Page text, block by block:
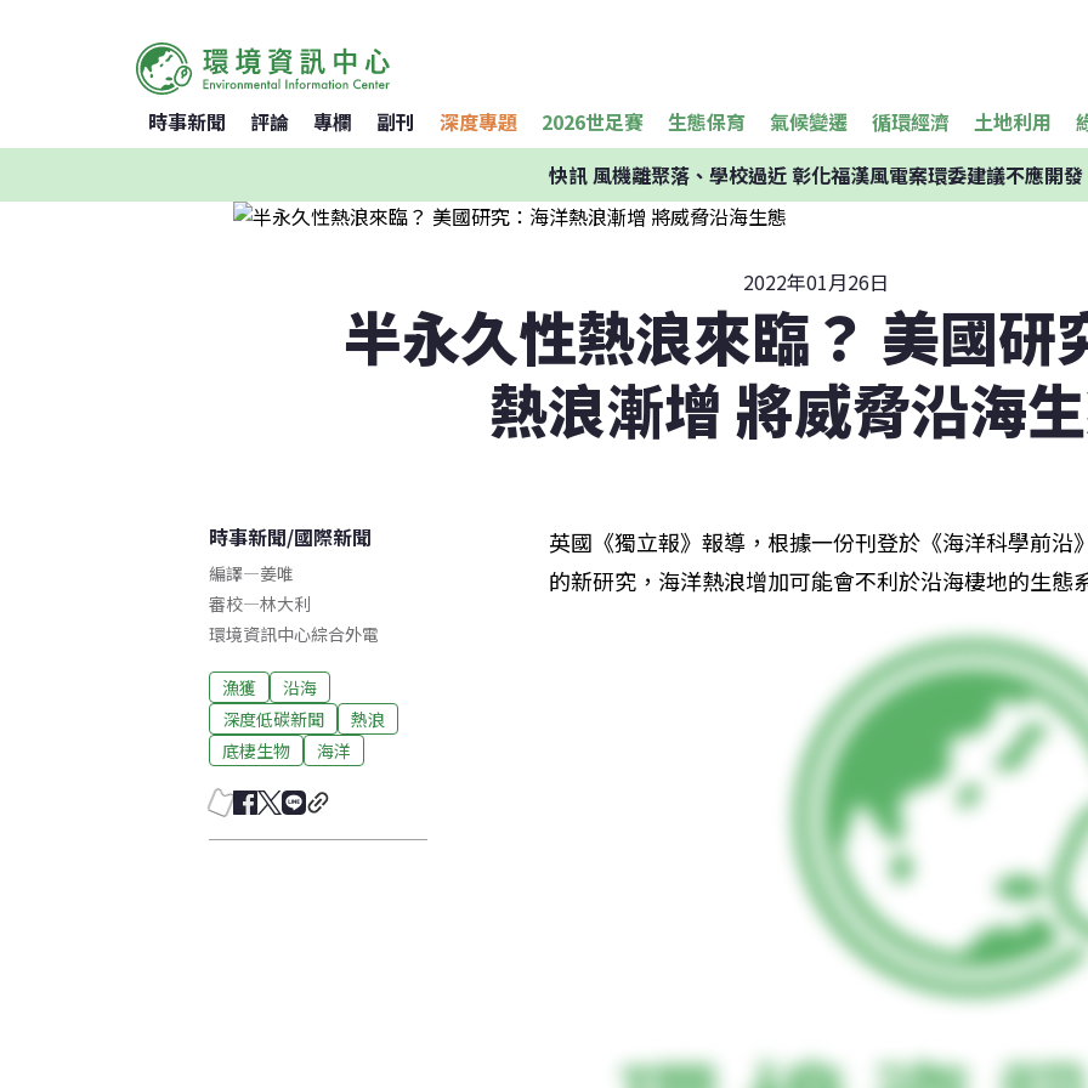
時事新聞 評論 專欄 副刊 深度專題 2026世足賽 生態保育 氣候變遷 循環經濟 土地利用
快訊風機離聚落、學校過近 彰化福漢風電案環委建議不應開發
2022年01月26日
半永久性熱浪來臨？ 美國研
熱浪漸增 將威脅沿海
時事新聞/國際新聞
編譯—姜唯
審校—林大利
環境資訊中心綜合外電
漁獲
沿海
深度低碳新聞
熱浪
底棲生物
海洋
英國《獨立報》報導，根據一份刊登於《海洋科學前沿
的新研究，海洋熱浪增加可能會不利於沿海棲地的生態